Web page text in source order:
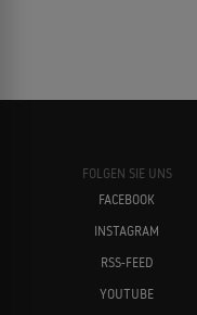
FOLGEN SIE UNS
FACEBOOK
INSTAGRAM
RSS-FEED
YOUTUBE